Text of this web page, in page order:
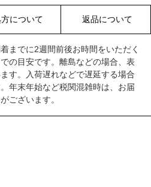
について 返品について
までに2週間前後お時間をいただく
の目安です。離島などの場合、表
す。入荷遅れなどで遅延する場合
年末年始など税関混雑時は、お届
ございます。